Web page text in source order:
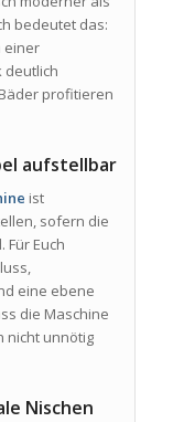
bedeutet das:
einer
deutlich
profitieren
aufstellbar
ist
sofern die
Euch
eine ebene
die Maschine
nicht unnötig
Nischen